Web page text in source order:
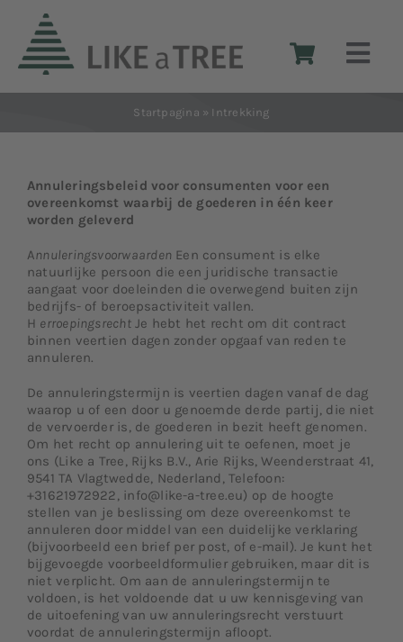
content
Houten kerstbomen
Het idee
Shop
Contact Reseller
Neem contact met ons op
Startpagina » Intrekking
Annuleringsbeleid voor consumenten voor een
overeenkomst waarbij de goederen in één keer
worden geleverd
Annuleringsvoorwaarden Een consument is elke
natuurlijke persoon die een juridische transactie
aangaat voor doeleinden die overwegend buiten zijn
bedrijfs- of beroepsactiviteit vallen.
H erroepingsrechtJe hebt het recht om dit contract
binnen veertien dagen zonder opgaaf van reden te
annuleren.
De annuleringstermijn is veertien dagen vanaf de dag
waarop u of een door u genoemde derde partij, die niet
de vervoerder is, de goederen in bezit heeft genomen.
Om het recht op annulering uit te oefenen, moet je
ons (Like a Tree, Rijks B.V., Arie Rijks, Weenderstraat 41,
9541 TA Vlagtwedde, Nederland, Telefoon:
+31621972922, info@like-a-tree.eu) op de hoogte
stellen van je beslissing om deze overeenkomst te
annuleren door middel van een duidelijke verklaring
(bijvoorbeeld een brief per post, of e-mail). Je kunt het
bijgevoegde voorbeeldformulier gebruiken, maar dit is
niet verplicht. Om aan de annuleringstermijn te
voldoen, is het voldoende dat u uw kennisgeving van
de uitoefening van uw annuleringsrecht verstuurt
voordat de annuleringstermijn afloopt.